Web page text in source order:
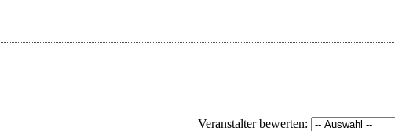
Veranstalter bewerten: